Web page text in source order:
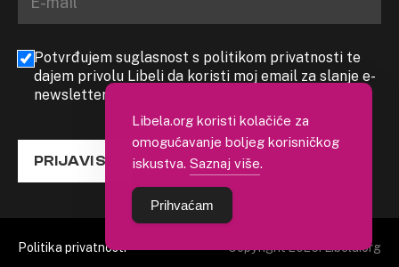
Potvrđujem suglasnost s politikom privatnosti te
dajem privolu Libeli da koristi moj email za slanje e-
newslettera
PRIJAVI SE
Politika privatnosti Copyright 2026. Libela.org
Libela.org koristi kolačiće za
omogućavanje boljeg korisničkog
iskustva. Saznaj više.
Prihvaćam